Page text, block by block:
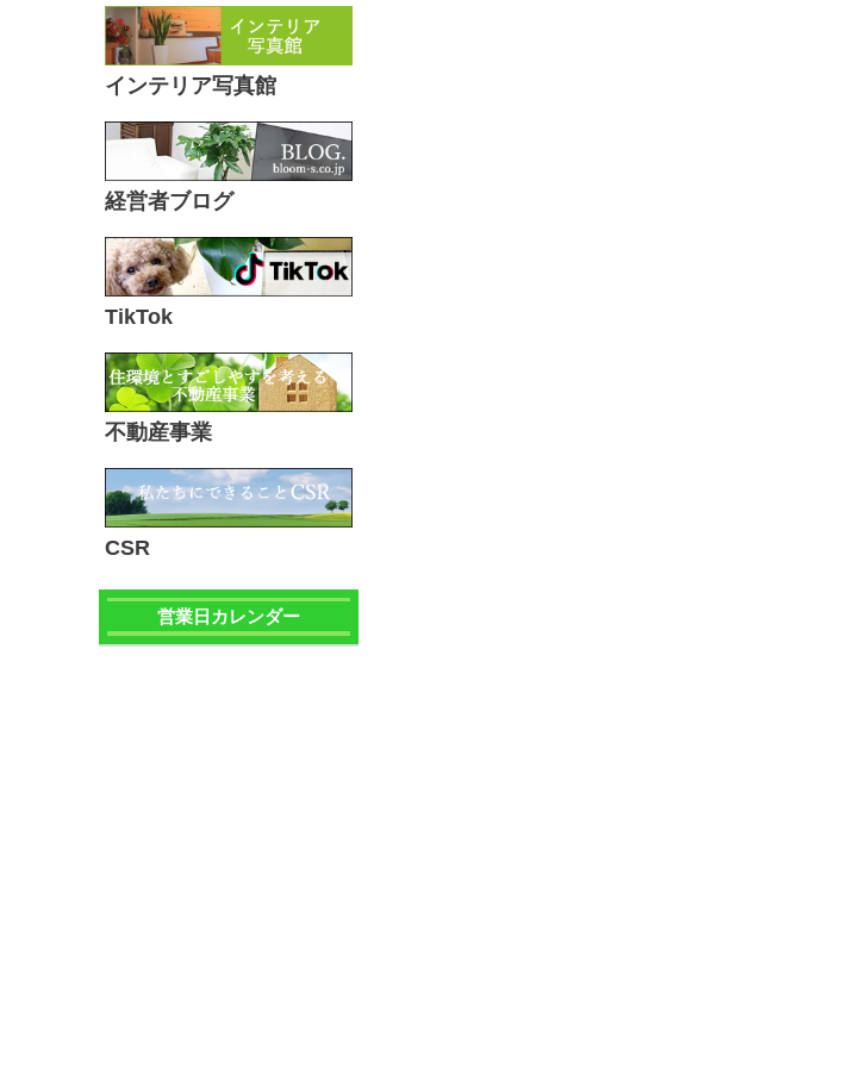
インテリア写真館
経営者ブログ
TikTok
不動産事業
CSR
営業日カレンダー